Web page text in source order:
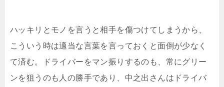
ハッキリとモノを言うと相手を傷つけてしまうから、
こういう時は適当な言葉を言っておくと面倒が少なく
て済む。ドライバーをマン振りするのも、常にグリー
ンを狙うのも人の勝手であり、中之出さんはドライバ